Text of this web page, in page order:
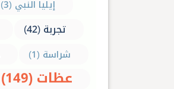
إيليا النبي (3)
تجربة (42)
شراسة (1)
عظات (149)